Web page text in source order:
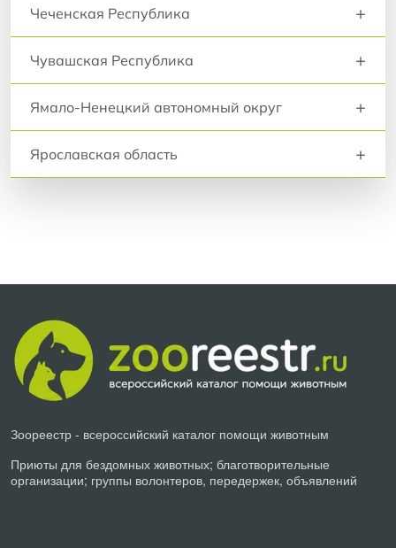
Чеченская Республика +
Чувашская Республика +
Ямало-Ненецкий автономный округ +
Ярославская область +
Зоореестр - всероссийский каталог помощи животным
Приюты для бездомных животных; благотворительные
организации; группы волонтеров, передержек, объявлений